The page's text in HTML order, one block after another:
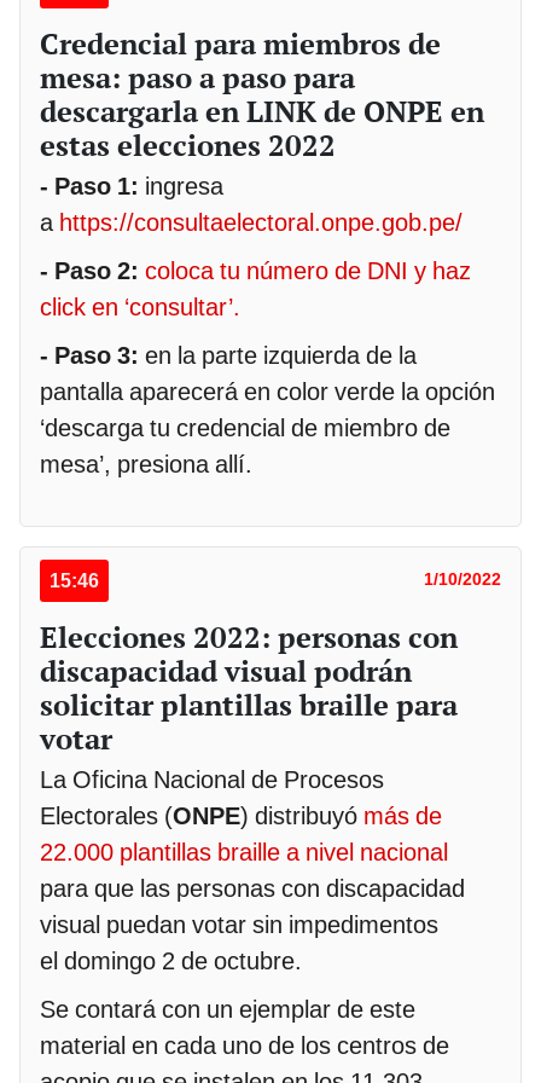
Credencial para miembros de
mesa: paso a paso para
descargarla en LINK de ONPE en
estas elecciones 2022
- Paso 1: ingresa
a https://consultaelectoral.onpe.gob.pe/
- Paso 2: coloca tu número de DNI y haz
click en ‘consultar’.
- Paso 3: en la parte izquierda de la
pantalla aparecerá en color verde la opción
‘descarga tu credencial de miembro de
mesa’, presiona allí.
15:46 1/10/2022
Elecciones 2022: personas con
discapacidad visual podrán
solicitar plantillas braille para
votar
La Oficina Nacional de Procesos
Electorales (ONPE) distribuyó más de
22.000 plantillas braille a nivel nacional
para que las personas con discapacidad
visual puedan votar sin impedimentos
el domingo 2 de octubre.
Se contará con un ejemplar de este
material en cada uno de los centros de